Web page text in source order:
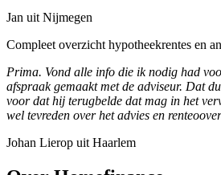
Jan uit Nijmegen
Compleet overzicht hypotheekrentes en
Prima. Vond alle info die ik nodig had
afspraak gemaakt met de adviseur. Dat
voor dat hij terugbelde dat mag in het
wel tevreden over het advies en
Johan Lierop uit Haarlem